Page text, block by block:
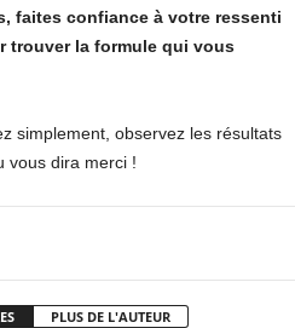
faites confiance à votre ressenti
trouver la formule qui vous
simplement, observez les résultats
vous dira merci !
PLUS DE L'AUTEUR